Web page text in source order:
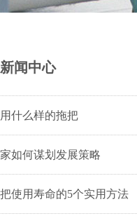
闻中心
什么样的拖把
如何谋划发展策略
使用寿命的5个实用方法